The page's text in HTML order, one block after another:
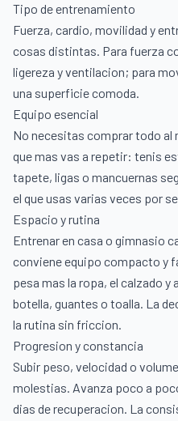
Tipo de entrenamiento
Fuerza, cardio, movilidad y
cosas distintas. Para fuerza
ligereza y ventilacion; para
una superficie comoda.
Equipo esencial
No necesitas comprar todo
que mas vas a repetir: tenis
tapete, ligas o mancuernas
el que usas varias veces por
Espacio y rutina
Entrenar en casa o gimnasio
conviene equipo compacto y
pesa mas la ropa, el calzado
botella, guantes o toalla. La
la rutina sin friccion.
Progresion y constancia
Subir peso, velocidad o
molestias. Avanza poco a
dias de recuperacion. La